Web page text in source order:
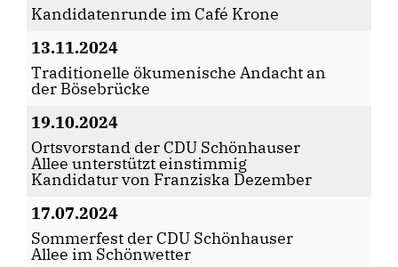
Kandidatenrunde im Café Krone
13.11.2024
Traditionelle ökumenische Andacht an
der Bösebrücke
19.10.2024
Ortsvorstand der CDU Schönhauser
Allee unterstützt einstimmig
Kandidatur von Franziska Dezember
17.07.2024
Sommerfest der CDU Schönhauser
Allee im Schönwetter